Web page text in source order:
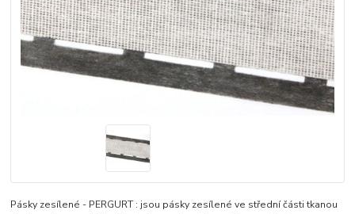
Pásky zesílené - PERGURT : jsou pásky zesílené ve střední části tkanou